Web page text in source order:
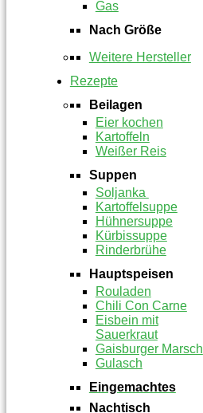
Gas
Nach Größe
Weitere Hersteller
Rezepte
Beilagen
Eier kochen
Kartoffeln
Weißer Reis
Suppen
Soljanka
Kartoffelsuppe
Hühnersuppe
Kürbissuppe
Rinderbrühe
Hauptspeisen
Rouladen
Chili Con Carne
Eisbein mit
Sauerkraut
Gaisburger Marsch
Gulasch
Eingemachtes
Nachtisch